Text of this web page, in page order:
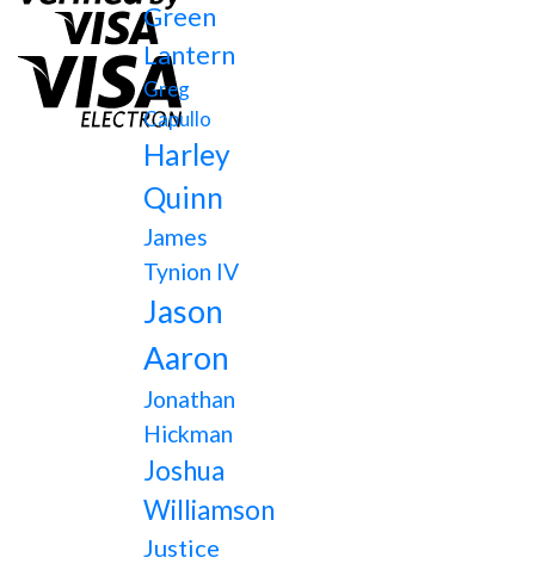
Green
Lantern
Greg
Capullo
Harley
Quinn
James
Tynion IV
Jason
Aaron
Jonathan
Hickman
Joshua
Williamson
Justice